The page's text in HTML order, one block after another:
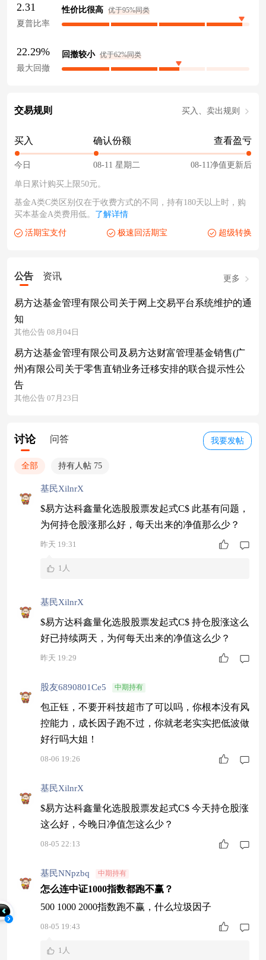
2.31
夏普比率
性价比很高 优于95%同类
22.29%
最大回撤
回撤较小 优于62%同类
交易规则 买入、卖出规则
买入
今日
确认份额
08-11 星期二
查看盈亏
08-11净值更新后
单日累计购买上限50元。
基金A类C类区别仅在于收费方式的不同，持有180天以上时，购
买本基金A类费用低。 了解详情
活期宝支付 极速回活期宝 超级转换
公告 资讯 更多
易方达基金管理有限公司关于网上交易平台系统维护的通
知
其他公告 08月04日
易方达基金管理有限公司及易方达财富管理基金销售(广
州)有限公司关于零售直销业务迁移安排的联合提示性公
告
其他公告 07月23日
我要发帖
讨论 问答
全部 持有人帖 75
基民XilnrX
$易方达科鑫量化选股股票发起式C$ 此基有问题，
为何持仓股涨那么好，每天出来的净值那么少？
昨天 19:31
1人
基民XilnrX
$易方达科鑫量化选股股票发起式C$ 持仓股涨这么
好已持续两天，为何每天出来的净值这么少？
昨天 19:29
股友6890801Ce5 中期持有
包正钰，不要开科技超市了可以吗，你根本没有风
控能力，成长因子跑不过，你就老老实实把低波做
好行吗大姐！
08-06 19:26
基民XilnrX
$易方达科鑫量化选股股票发起式C$ 今天持仓股涨
这么好，今晚日净值怎这么少？
08-05 22:13
基民NNpzbq 中期持有
怎么连中证1000指数都跑不赢？
500 1000 2000指数跑不赢，什么垃圾因子
08-05 19:43
1人